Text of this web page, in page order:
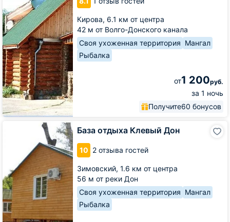
Кирова, 6.1 км от центра
42 м от Волго-Донского канала
Своя ухоженная территория Мангал
Рыбалка
от1 200руб.
за 1 ночь
Получите60 бонусов
Приканальной
База отдыха Клевый Дон
10 2 отзыва гостей
Зимовский, 1.6 км от центра
56 м от реки Дон
Своя ухоженная территория Мангал
Рыбалка